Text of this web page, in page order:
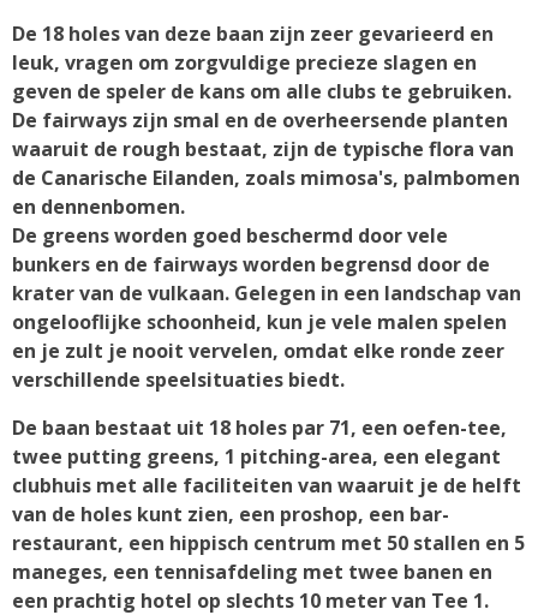
De 18 holes van deze baan zijn zeer gevarieerd en
leuk, vragen om zorgvuldige precieze slagen en
geven de speler de kans om alle clubs te gebruiken.
De fairways zijn smal en de overheersende planten
waaruit de rough bestaat, zijn de typische flora van
de Canarische Eilanden, zoals mimosa's, palmbomen
en dennenbomen.
De greens worden goed beschermd door vele
bunkers en de fairways worden begrensd door de
krater van de vulkaan. Gelegen in een landschap van
ongelooflijke schoonheid, kun je vele malen spelen
en je zult je nooit vervelen, omdat elke ronde zeer
verschillende speelsituaties biedt.
De baan bestaat uit 18 holes par 71, een oefen-tee,
twee putting greens, 1 pitching-area, een elegant
clubhuis met alle faciliteiten van waaruit je de helft
van de holes kunt zien, een proshop, een bar-
restaurant, een hippisch centrum met 50 stallen en 5
maneges, een tennisafdeling met twee banen en
een prachtig hotel op slechts 10 meter van Tee 1.